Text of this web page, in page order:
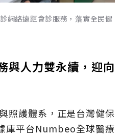
網絡遠距會診服務，落實全民健
與人力雙永續，迎向
照護體系，正是台灣健保
庫平台Numbeo全球醫療